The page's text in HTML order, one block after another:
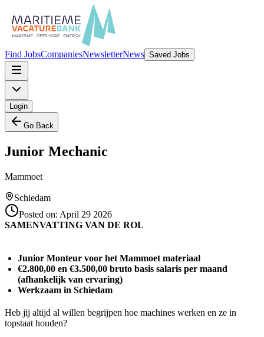
Find JobsCompaniesNewsletterNews Saved Jobs
Login
Go Back
Junior Mechanic
Mammoet
Schiedam
Posted on: April 29 2026
SAMENVATTING VAN DE ROL
Junior Monteur voor het Mammoet materiaal
€2.800,00 en €3.500,00 bruto basis salaris per maand
(afhankelijk van ervaring)
Werkzaam in Schiedam
Heb jij altijd al willen begrijpen hoe machines werken en ze in
topstaat houden?